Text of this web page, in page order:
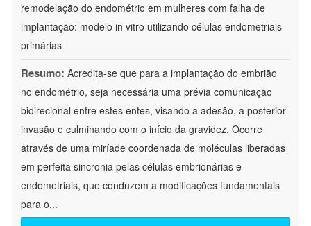
remodelação do endométrio em mulheres com falha de
implantação: modelo in vitro utilizando células endometriais
primárias
Resumo: Acredita-se que para a implantação do embrião
no endométrio, seja necessária uma prévia comunicação
bidirecional entre estes entes, visando a adesão, a posterior
invasão e culminando com o início da gravidez. Ocorre
através de uma miríade coordenada de moléculas liberadas
em perfeita sincronia pelas células embrionárias e
endometriais, que conduzem a modificações fundamentais
para o...